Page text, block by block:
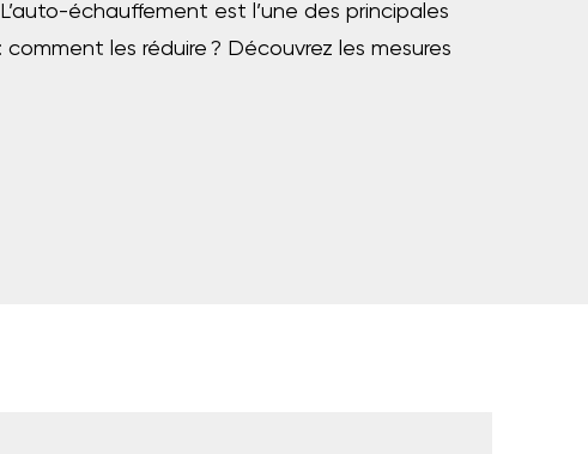
échauffement est l’une des principales
les réduire ? Découvrez les mesures